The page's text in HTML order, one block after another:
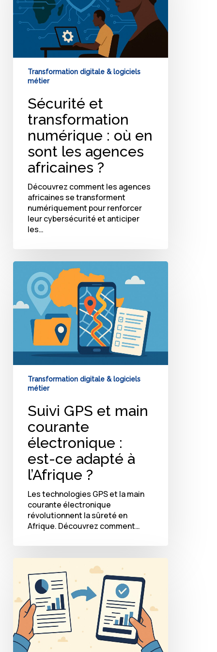
où
en
sont
agences
africaines
Transformation digitale & logiciels
métier
Sécurité et
transformation
numérique : où en
sont les agences
africaines ?
Découvrez comment les agences
africaines se transforment
numériquement pour renforcer
leur cybersécurité et anticiper
les…
Suivi
main
courante
électronique
ce
l’Afrique
Transformation digitale & logiciels
métier
Suivi GPS et main
courante
électronique :
est-ce adapté à
l’Afrique ?
Les technologies GPS et la main
courante électronique
révolutionnent la sûreté en
Afrique. Découvrez comment…
rapports
d’intervention
:
méthode
et
outils